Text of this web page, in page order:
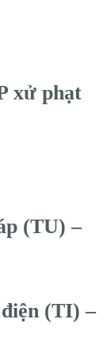
xử phạt
(TU) –
(TI) –